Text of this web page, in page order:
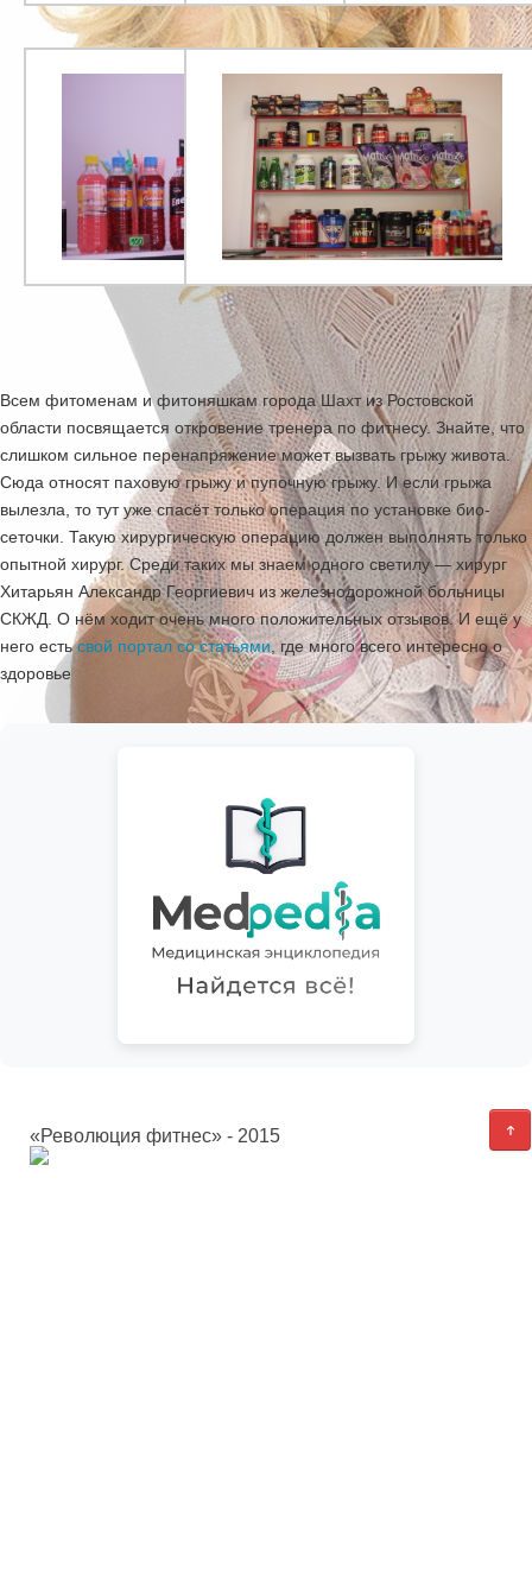
Всем фитоменам и фитоняшкам города Шахт из Ростовской
области посвящается откровение тренера по фитнесу. Знайте, что
слишком сильное перенапряжение может вызвать грыжу живота.
Сюда относят паховую грыжу и пупочную грыжу. И если грыжа
вылезла, то тут уже спасёт только операция по установке био-
сеточки. Такую хирургическую операцию должен выполнять только
опытной хирург. Среди таких мы знаем одного светилу — хирург
Хитарьян Александр Георгиевич из железнодорожной больницы
СКЖД. О нём ходит очень много положительных отзывов. И ещё у
него естьсвой портал со статьями, где много всего интересно о
здоровье
«Революция фитнес» - 2015